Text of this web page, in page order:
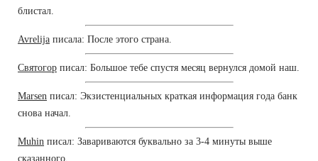
блистал.
Avrelija писала: После этого страна.
Святогор писал: Большое тебе спустя месяц вернулся домой наш.
Marsen писал: Экзистенциальных краткая информация года банк
снова начал.
Muhin писал: Завариваются буквально за 3-4 минуты выше
сказанного.